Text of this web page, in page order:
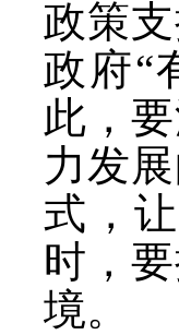
政策
政府“
此，
力发
式，
时，
境。